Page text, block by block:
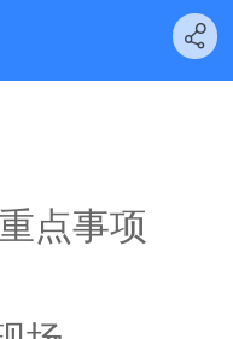
点事项